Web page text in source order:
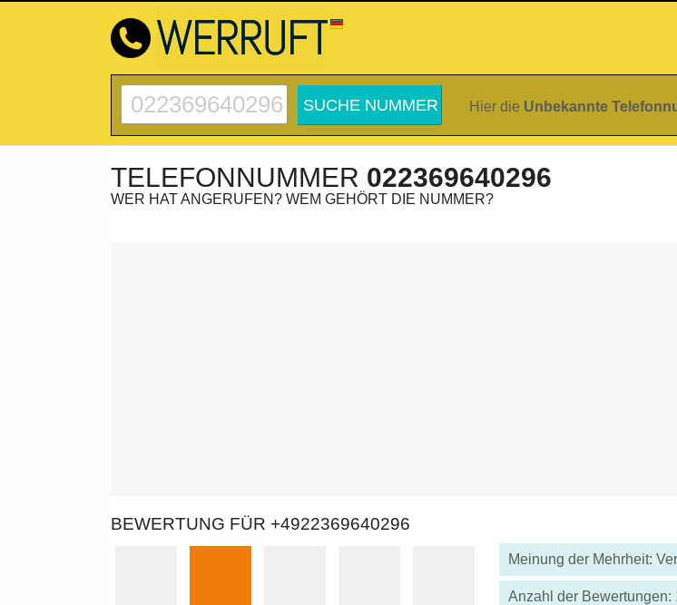
Hier die Unbekannte
TELEFONNUMMER 022369640296
WER HAT ANGERUFEN? WEM GEHÖRT DIE NUMMER?
BEWERTUNG FÜR +4922369640296
Meinung der Mehrheit:
Anzahl der Bewertungen: